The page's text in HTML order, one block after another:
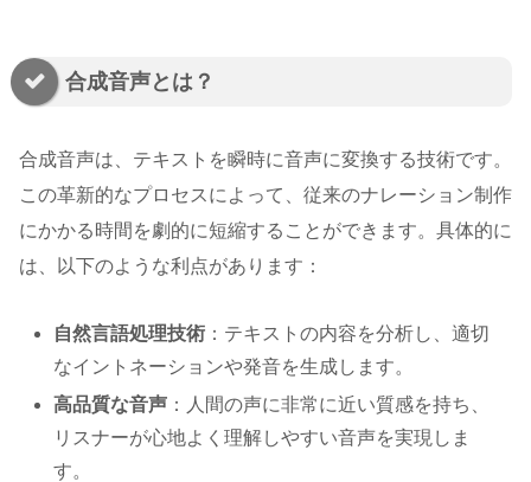
合成音声とは？
合成音声は、テキストを瞬時に音声に変換する技術です。
この革新的なプロセスによって、従来のナレーション制作
にかかる時間を劇的に短縮することができます。具体的に
は、以下のような利点があります：
自然言語処理技術 ：テキストの内容を分析し、適切
なイントネーションや発音を生成します。
高品質な音声 ：人間の声に非常に近い質感を持ち、
リスナーが心地よく理解しやすい音声を実現しま
す。